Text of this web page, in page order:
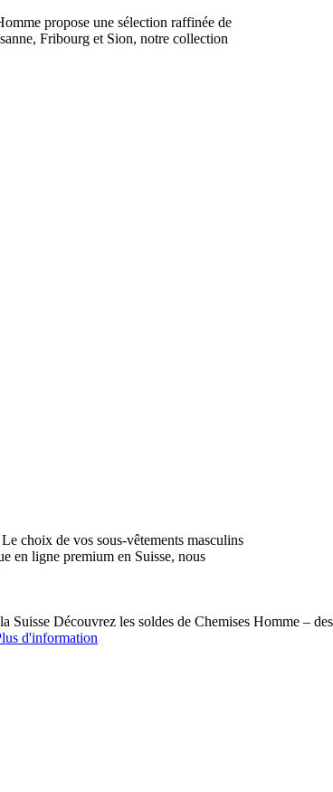
propose une sélection raffinée de
Fribourg et Sion, notre collection
choix de vos sous-vêtements masculins
en ligne premium en Suisse, nous
Suisse Découvrez les soldes de Chemises Homme –
d'information